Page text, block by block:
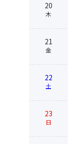
20
木
21
金
22
土
23
日